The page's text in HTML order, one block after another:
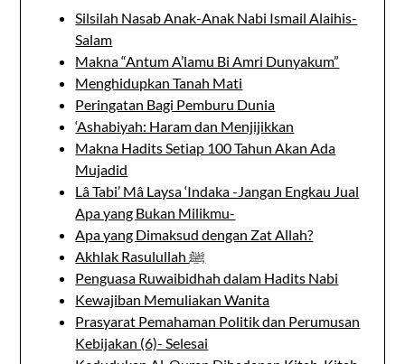
Silsilah Nasab Anak-Anak Nabi Ismail Alaihis-
Salam
Makna “Antum A’lamu Bi Amri Dunyakum”
Menghidupkan Tanah Mati
Peringatan Bagi Pemburu Dunia
‘Ashabiyah: Haram dan Menjijikkan
Makna Hadits Setiap 100 Tahun Akan Ada
Mujadid
Lâ Tabi’ Mâ Laysa ‘Indaka -Jangan Engkau Jual
Apa yang Bukan Milikmu-
Apa yang Dimaksud dengan Zat Allah?
Akhlak Rasulullah ﷺ
Penguasa Ruwaibidhah dalam Hadits Nabi
Kewajiban Memuliakan Wanita
Prasyarat Pemahaman Politik dan Perumusan
Kebijakan (6)- Selesai